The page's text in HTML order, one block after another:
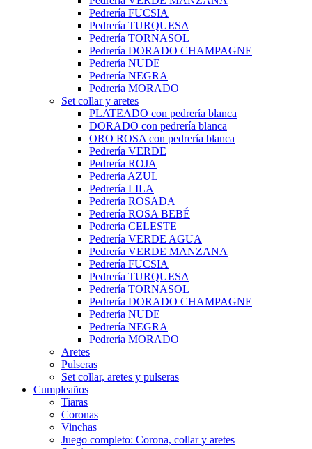
Pedrería FUCSIA
Pedrería TURQUESA
Pedrería TORNASOL
Pedrería DORADO CHAMPAGNE
Pedrería NUDE
Pedrería NEGRA
Pedrería MORADO
Set collar y aretes
PLATEADO con pedrería blanca
DORADO con pedrería blanca
ORO ROSA con pedrería blanca
Pedrería VERDE
Pedrería ROJA
Pedrería AZUL
Pedrería LILA
Pedrería ROSADA
Pedrería ROSA BEBÉ
Pedrería CELESTE
Pedrería VERDE AGUA
Pedrería VERDE MANZANA
Pedrería FUCSIA
Pedrería TURQUESA
Pedrería TORNASOL
Pedrería DORADO CHAMPAGNE
Pedrería NUDE
Pedrería NEGRA
Pedrería MORADO
Aretes
Pulseras
Set collar, aretes y pulseras
Cumpleaños
Tiaras
Coronas
Vinchas
Juego completo: Corona, collar y aretes